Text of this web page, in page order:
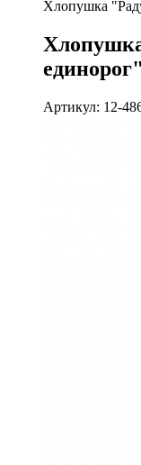
Хлопушка
Артикул: 12-